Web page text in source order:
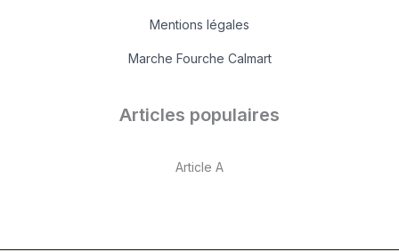
Mentions légales
Marche Fourche Calmart
Articles populaires
Article A